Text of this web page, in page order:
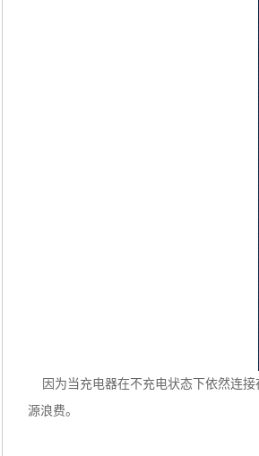
因为当充电器在不充电状态下依然连接
源浪费。